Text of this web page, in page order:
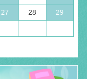
27 28 29